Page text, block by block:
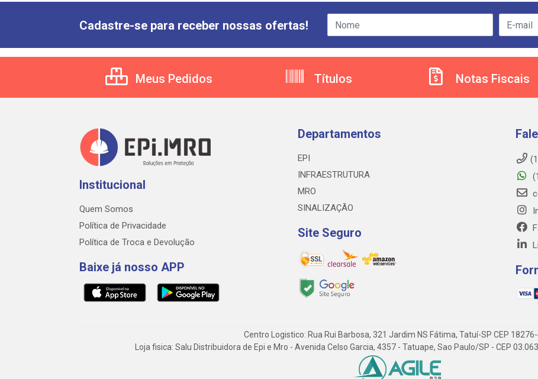
Cadastre-se para receber nossas ofertas!
Meus Pedidos Títulos Notas Fiscais
Institucional
Quem Somos
Política de Privacidade
Política de Troca e Devolução
Baixe já nosso APP
Departamentos
EPI
INFRAESTRUTURA
MRO
SINALIZAÇÃO
Site Seguro
Centro Logistico: Rua Rui Barbosa, 321 Jardim NS Fátima, Tatuí-SP CEP
Loja fisica: Salu Distribuidora de Epi e Mro - Avenida Celso Garcia, 4357 - Tatuape, Sao Paulo/SP - CEP